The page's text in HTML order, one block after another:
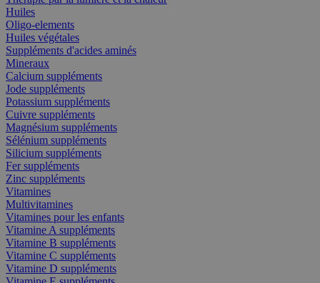
Huiles
Oligo-elements
Huiles végétales
Suppléments d'acides aminés
Mineraux
Calcium suppléments
Jode suppléments
Potassium suppléments
Cuivre suppléments
Magnésium suppléments
Sélénium suppléments
Silicium suppléments
Fer suppléments
Zinc suppléments
Vitamines
Multivitamines
Vitamines pour les enfants
Vitamine A suppléments
Vitamine B suppléments
Vitamine C suppléments
Vitamine D suppléments